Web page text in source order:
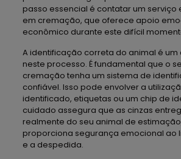
passo essencial é contatar um serviço
em cremação, que oferece apoio
econômico durante este difícil
A identificação correta do animal é
neste processo. É fundamental que o
cremação tenha um sistema de
confiável. Isso pode envolver a
identificado, etiquetas ou um chip de
cuidado assegura que as cinzas
realmente do seu animal de
proporciona segurança emocional ao
e a despedida.